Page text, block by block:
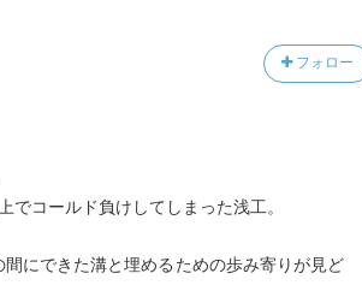
フォロー
コールド負けしてしまった浅工。
にできた溝と埋めるための歩み寄りが見ど